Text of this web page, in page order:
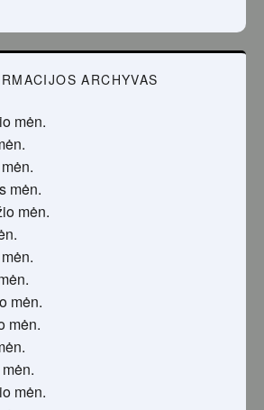
ARCHYVAS
mėn.
mėn.
mėn.
mėn.
mėn.
mėn.